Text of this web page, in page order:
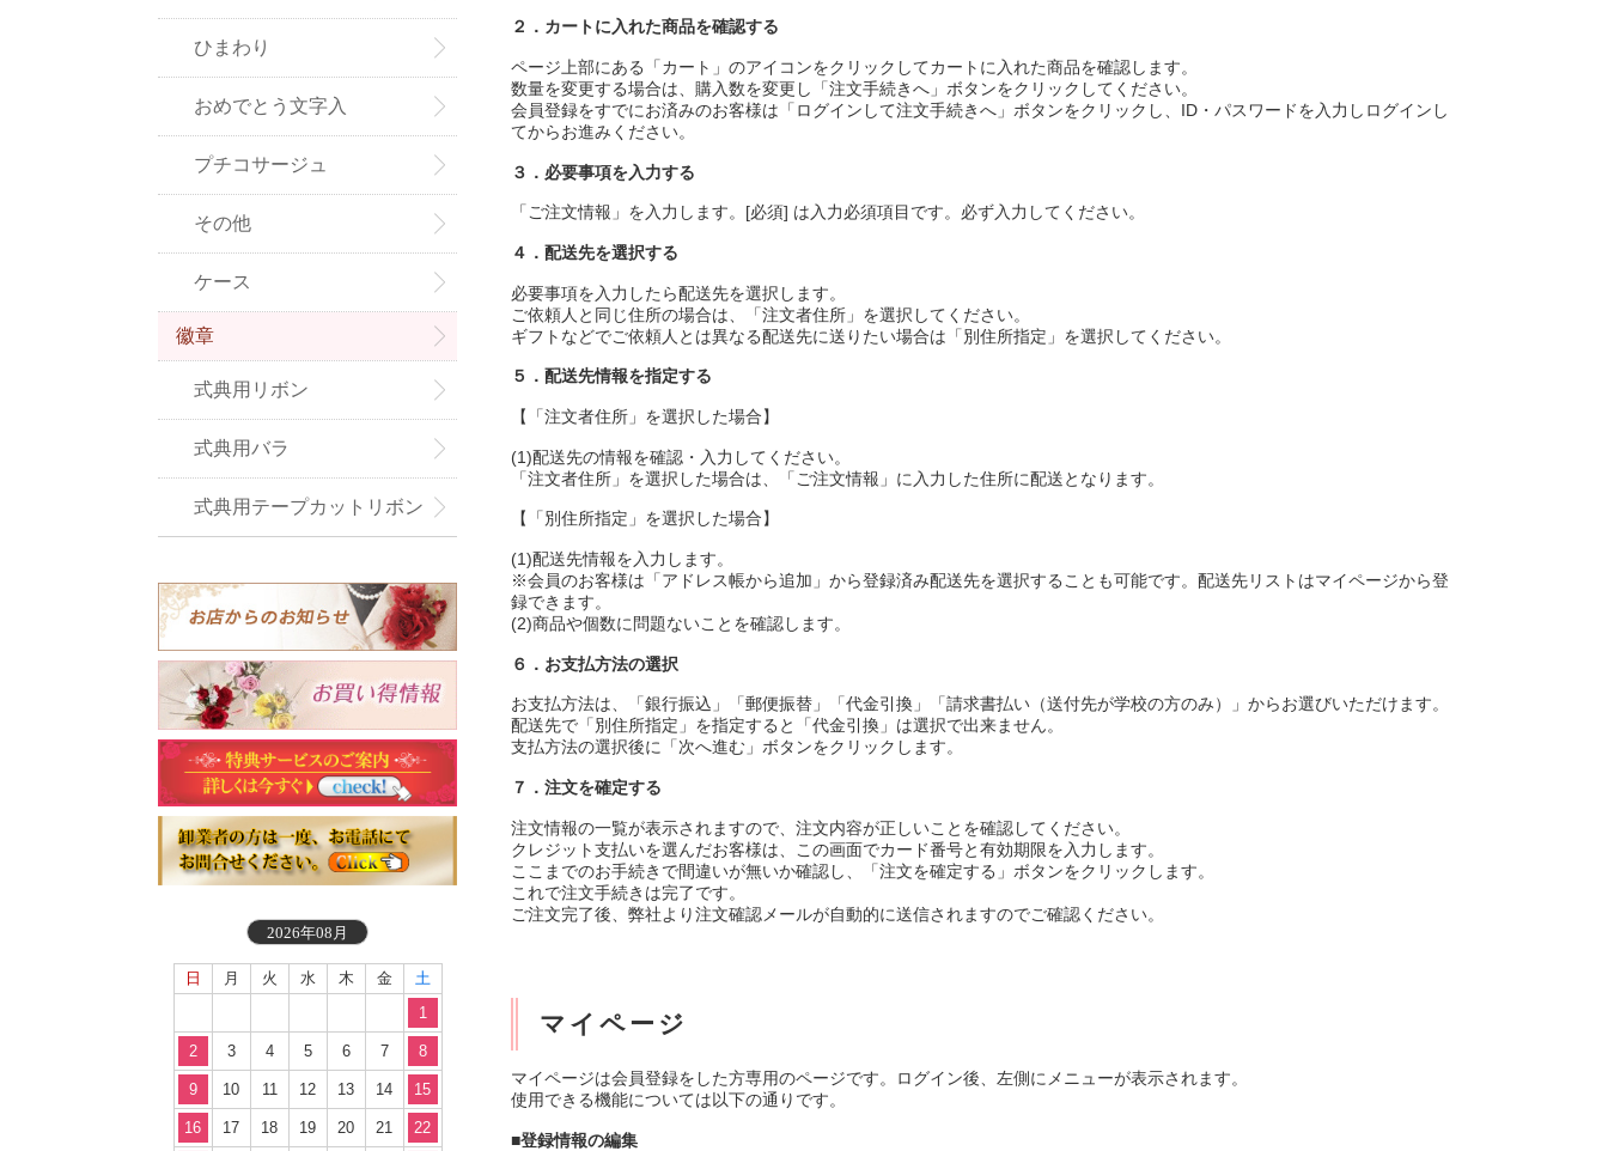
２．カートに入れた商品を確認する
ページ上部にある「カート」のアイコンをクリックしてカートに入れた商品を確認します。
数量を変更する場合は、購入数を変更し「注文手続きへ」ボタンをクリックしてください。
会員登録をすでにお済みのお客様は「ログインして注文手続きへ」ボタンをクリックし、ID・パスワードを入力しログインし
てからお進みください。
３．必要事項を入力する
「ご注文情報」を入力します。[必須] は入力必須項目です。必ず入力してください。
４．配送先を選択する
必要事項を入力したら配送先を選択します。
ご依頼人と同じ住所の場合は、「注文者住所」を選択してください。
ギフトなどでご依頼人とは異なる配送先に送りたい場合は「別住所指定」を選択してください。
５．配送先情報を指定する
【「注文者住所」を選択した場合】
(1)配送先の情報を確認・入力してください。
「注文者住所」を選択した場合は、「ご注文情報」に入力した住所に配送となります。
【「別住所指定」を選択した場合】
(1)配送先情報を入力します。
※会員のお客様は「アドレス帳から追加」から登録済み配送先を選択することも可能です。配送先リストはマイページから登
録できます。
(2)商品や個数に問題ないことを確認します。
６．お支払方法の選択
お支払方法は、「銀行振込」「郵便振替」「代金引換」「請求書払い（送付先が学校の方のみ）」からお選びいただけます。
配送先で「別住所指定」を指定すると「代金引換」は選択で出来ません。
支払方法の選択後に「次へ進む」ボタンをクリックします。
７．注文を確定する
注文情報の一覧が表示されますので、注文内容が正しいことを確認してください。
クレジット支払いを選んだお客様は、この画面でカード番号と有効期限を入力します。
ここまでのお手続きで間違いが無いか確認し、「注文を確定する」ボタンをクリックします。
これで注文手続きは完了です。
ご注文完了後、弊社より注文確認メールが自動的に送信されますのでご確認ください。
マイページ
マイページは会員登録をした方専用のページです。ログイン後、左側にメニューが表示されます。
使用できる機能については以下の通りです。
■登録情報の編集
ひまわり
おめでとう文字入
プチコサージュ
その他
ケース
徽章
式典用リボン
式典用バラ
式典用テープカットリボン
2026年08月
日 月 火 水 木 金
土
1
2 3 4 5 6 7 8
9 10 11 12 13 14 15
16 17 18 19 20 21 22